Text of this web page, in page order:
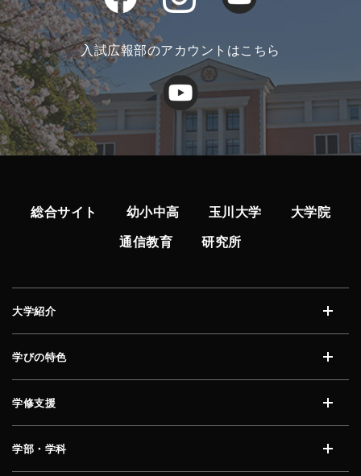
入試広報部のアカウントはこちら
総合サイト 幼小中高 玉川大学 大学院
通信教育 研究所
大学紹介
学びの特色
学修支援
学部・学科